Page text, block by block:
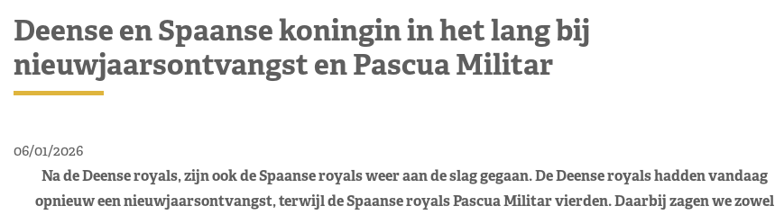
Deense en Spaanse koningin in het lang bij
nieuwjaarsontvangst en Pascua Militar
06/01/2026
Na de Deense royals, zijn ook de Spaanse royals weer aan de slag gegaan. De Deense royals hadden vandaag
opnieuw een nieuwjaarsontvangst, terwijl de Spaanse royals Pascua Militar vierden. Daarbij zagen we zowel